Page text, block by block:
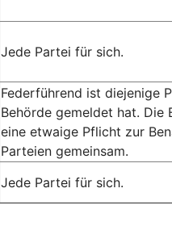
Jede Partei für sich.
Federführend ist diejenige
Behörde gemeldet hat. Die
eine etwaige Pflicht zur
Parteien gemeinsam.
Jede Partei für sich.